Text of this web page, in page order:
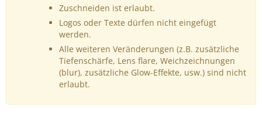
Zuschneiden ist erlaubt.
Logos oder Texte dürfen nicht eingefügt
werden.
Alle weiteren Veränderungen (z.B. zusätzliche
Tiefenschärfe, Lens flare, Weichzeichnungen
(blur), zusätzliche Glow-Effekte, usw.) sind nicht
erlaubt.